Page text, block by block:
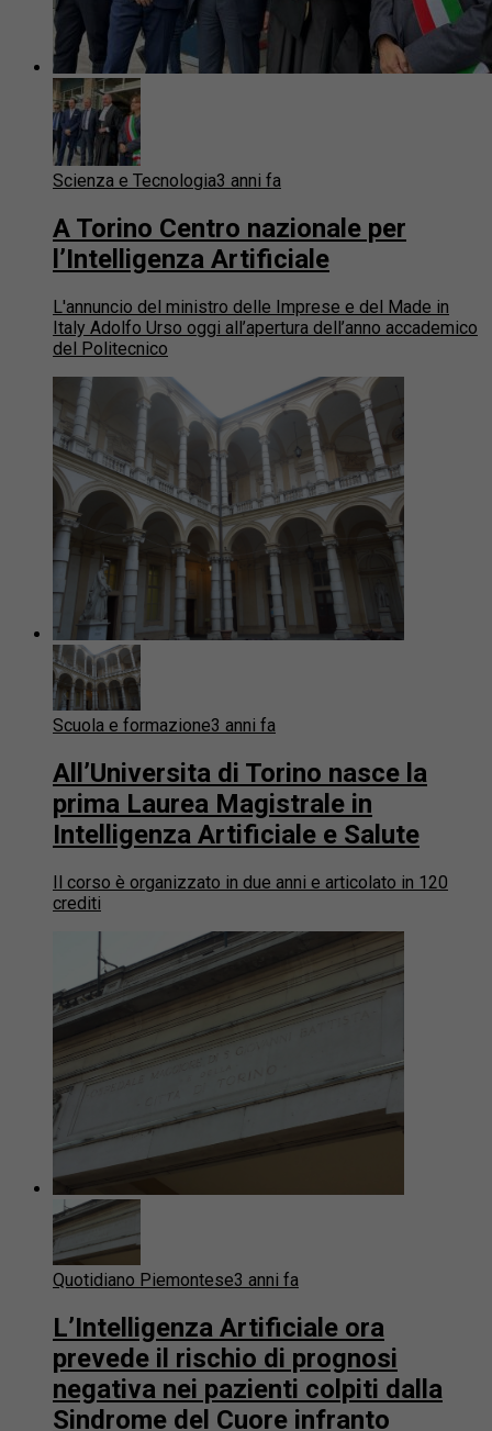
Scienza e Tecnologia3 anni fa
A Torino Centro nazionale per
l’Intelligenza Artificiale
L'annuncio del ministro delle Imprese e del Made in
Italy Adolfo Urso oggi all’apertura dell’anno accademico
del Politecnico
Scuola e formazione3 anni fa
All’Universita di Torino nasce la
prima Laurea Magistrale in
Intelligenza Artificiale e Salute
Il corso è organizzato in due anni e articolato in 120
crediti
Quotidiano Piemontese3 anni fa
L’Intelligenza Artificiale ora
prevede il rischio di prognosi
negativa nei pazienti colpiti dalla
Sindrome del Cuore infranto